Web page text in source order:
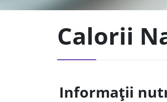
Calorii
Informații